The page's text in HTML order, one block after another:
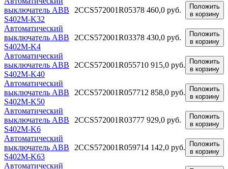
выключатель ABB
S402M-K32
2CCS572001R05378 460,0 руб.
Положить
в корзину
Автоматический
выключатель ABB
S402M-K4
2CCS572001R03378 430,0 руб.
Положить
в корзину
Автоматический
выключатель ABB
S402M-K40
2CCS572001R055710 915,0 руб.
Положить
в корзину
Автоматический
выключатель ABB
S402M-K50
2CCS572001R057712 858,0 руб.
Положить
в корзину
Автоматический
выключатель ABB
S402M-K6
2CCS572001R03777 929,0 руб.
Положить
в корзину
Автоматический
выключатель ABB
S402M-K63
2CCS572001R059714 142,0 руб.
Положить
в корзину
Автоматический